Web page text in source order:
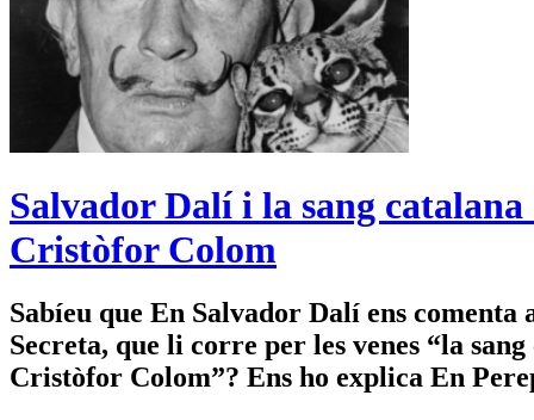
Salvador Dalí i la sang catalana
Cristòfor Colom
Sabíeu que En Salvador Dalí ens comenta
Secreta, que li corre per les venes “la
Cristòfor Colom”? Ens ho explica En